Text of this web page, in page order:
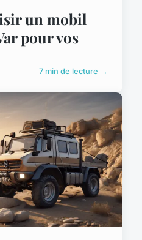
un mobil
pour vos
7 min de lecture →